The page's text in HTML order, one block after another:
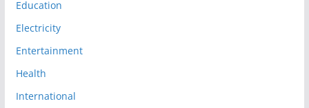
Education
Electricity
Entertainment
Health
International